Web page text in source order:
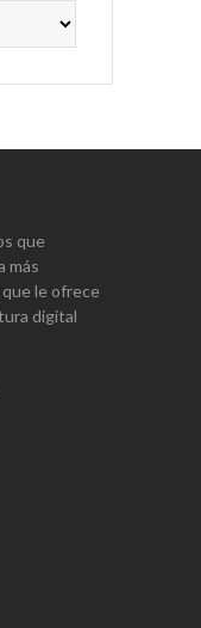
que
más
le ofrece
digital